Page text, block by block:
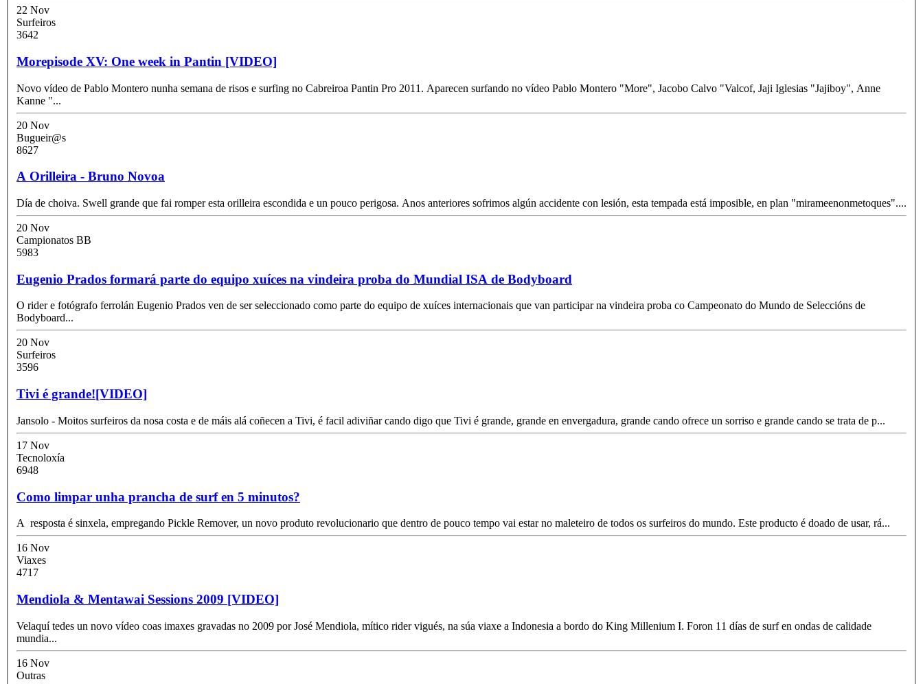
22 Nov
Surfeiros
3642
Morepisode XV: One week in Pantin [VIDEO]
Novo vídeo de Pablo Montero nunha semana de risos e surfing no Cabreiroa Pantin Pro 2011. Aparecen surfando no vídeo Pablo Montero "More", Jacobo Calvo "Valcof, Jaji Iglesias "Jajiboy", Anne
Kanne "...
20 Nov
Bugueir@s
8627
A Orilleira - Bruno Novoa
Día de choiva. Swell grande que fai romper esta orilleira escondida e un pouco perigosa. Anos anteriores sofrimos algún accidente con lesión, esta tempada está imposible, en plan "mirameenonmetoques"....
20 Nov
Campionatos BB
5983
Eugenio Prados formará parte do equipo xuíces na vindeira proba do Mundial ISA de Bodyboard
O rider e fotógrafo ferrolán Eugenio Prados ven de ser seleccionado como parte do equipo de xuíces internacionais que van participar na vindeira proba co Campeonato do Mundo de Seleccións de
Bodyboard...
20 Nov
Surfeiros
3596
Tivi é grande![VIDEO]
Jansolo - Moitos surfeiros da nosa costa e de máis alá coñecen a Tivi, é facil adiviñar cando digo que Tivi é grande, grande en envergadura, grande cando ofrece un sorriso e grande cando se trata de p...
17 Nov
Tecnoloxía
6948
Como limpar unha prancha de surf en 5 minutos?
A resposta é sinxela, empregando Pickle Remover, un novo produto revolucionario que dentro de pouco tempo vai estar no maleteiro de todos os surfeiros do mundo. Este producto é doado de usar, rá...
16 Nov
Viaxes
4717
Mendiola & Mentawai Sessions 2009 [VIDEO]
Velaquí tedes un novo vídeo coas imaxes gravadas no 2009 por José Mendiola, mítico rider vigués, na súa viaxe a Indonesia a bordo do King Millenium I. Foron 11 días de surf en ondas de calidade
mundia...
16 Nov
Outras